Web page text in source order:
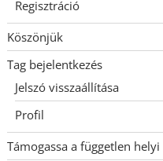
Regisztráció
Köszönjük
Tag bejelentkezés
Jelszó visszaállítása
Profil
Támogassa a független